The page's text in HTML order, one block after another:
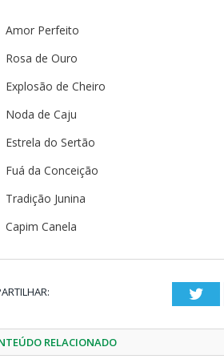
Amor Perfeito
Rosa de Ouro
Explosão de Cheiro
Noda de Caju
Estrela do Sertão
Fuá da Conceição
Tradição Junina
Capim Canela
RELACIONADO